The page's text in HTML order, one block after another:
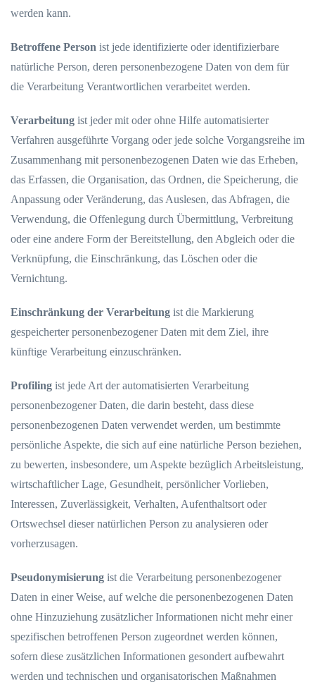
werden kann.
Betroffene Person ist jede identifizierte oder identifizierbare
natürliche Person, deren personenbezogene Daten von dem für
die Verarbeitung Verantwortlichen verarbeitet werden.
Verarbeitung ist jeder mit oder ohne Hilfe automatisierter
Verfahren ausgeführte Vorgang oder jede solche Vorgangsreihe im
Zusammenhang mit personenbezogenen Daten wie das Erheben,
das Erfassen, die Organisation, das Ordnen, die Speicherung, die
Anpassung oder Veränderung, das Auslesen, das Abfragen, die
Verwendung, die Offenlegung durch Übermittlung, Verbreitung
oder eine andere Form der Bereitstellung, den Abgleich oder die
Verknüpfung, die Einschränkung, das Löschen oder die
Vernichtung.
Einschränkung der Verarbeitung ist die Markierung
gespeicherter personenbezogener Daten mit dem Ziel, ihre
künftige Verarbeitung einzuschränken.
Profiling ist jede Art der automatisierten Verarbeitung
personenbezogener Daten, die darin besteht, dass diese
personenbezogenen Daten verwendet werden, um bestimmte
persönliche Aspekte, die sich auf eine natürliche Person beziehen,
zu bewerten, insbesondere, um Aspekte bezüglich Arbeitsleistung,
wirtschaftlicher Lage, Gesundheit, persönlicher Vorlieben,
Interessen, Zuverlässigkeit, Verhalten, Aufenthaltsort oder
Ortswechsel dieser natürlichen Person zu analysieren oder
vorherzusagen.
Pseudonymisierung ist die Verarbeitung personenbezogener
Daten in einer Weise, auf welche die personenbezogenen Daten
ohne Hinzuziehung zusätzlicher Informationen nicht mehr einer
spezifischen betroffenen Person zugeordnet werden können,
sofern diese zusätzlichen Informationen gesondert aufbewahrt
werden und technischen und organisatorischen Maßnahmen